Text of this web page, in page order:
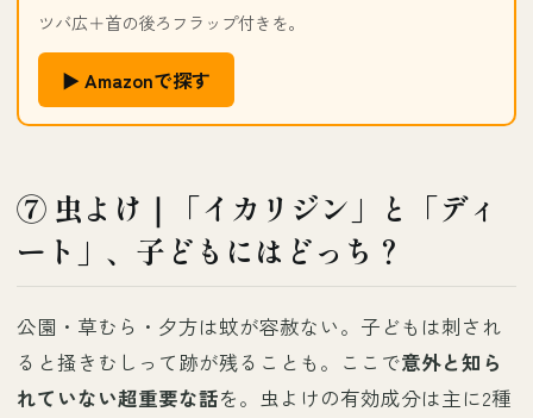
ツバ広＋首の後ろフラップ付きを。
▶ Amazonで探す
⑦ 虫よけ｜「イカリジン」と「ディ
ート」、子どもにはどっち？
公園・草むら・夕方は蚊が容赦ない。子どもは刺され
ると掻きむしって跡が残ることも。ここで意外と知ら
れていない超重要な話を。虫よけの有効成分は主に2種